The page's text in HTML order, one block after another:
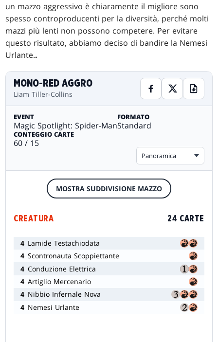
un mazzo aggressivo è chiaramente il migliore sono
spesso controproducenti per la diversità, perché molti
mazzi più lenti non possono competere. Per evitare
questo risultato, abbiamo deciso di bandire la Nemesi
Urlante..
MONO-RED AGGRO
Liam Tiller-Collins
EVENT
Magic Spotlight: Spider-Man
FORMATO
Standard
CONTEGGIO CARTE
60 / 15
Panoramica
MOSTRA SUDDIVISIONE MAZZO
CREATURA 24 CARTE
4 Lamide Testachiodata
4 Scontronauta Scoppiettante
4 Conduzione Elettrica
4 Artiglio Mercenario
4 Nibbio Infernale Nova
4 Nemesi Urlante